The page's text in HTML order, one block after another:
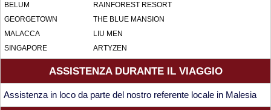
BELUM
RAINFOREST RESORT
GEORGETOWN
THE BLUE MANSION
MALACCA
LIU MEN
SINGAPORE
ARTYZEN
ASSISTENZA DURANTE IL VIAGGIO
Assistenza in loco da parte del nostro referente locale in Malesia